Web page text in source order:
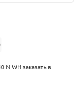
N WH заказать в